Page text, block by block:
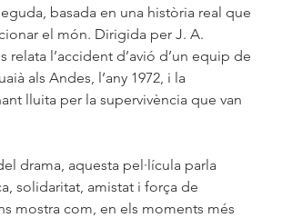
basada en una història real que
el món. Dirigida per J. A.
relata l’accident d’avió d’un equip de
als Andes, l’any 1972, i la
lluita per la supervivència que van
drama, aquesta pel·lícula parla
solidaritat, amistat i força de
mostra com, en els moments més